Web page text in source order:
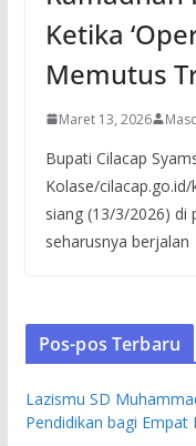
Ketika
Memutus
Maret 13, 2026
Bupati Cilacap
Kolase/
siang (13/3/2026) di
seharusnya berjalan
Pos-pos Terbaru
Lazismu SD
Pendidikan bagi